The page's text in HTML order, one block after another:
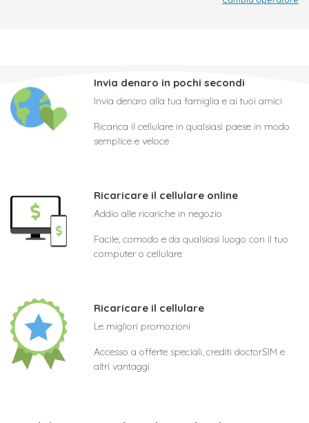
Invia denaro in pochi secondi
Invia denaro alla tua famiglia e ai tuoi amici
Ricarica il cellulare in qualsiasi paese in modo
semplice e veloce
Ricaricare il cellulare online
Addio alle ricariche in negozio
Facile, comodo e da qualsiasi luogo con il tuo
computer o cellulare
Ricaricare il cellulare
Le migliori promozioni
Accesso a offerte speciali, crediti doctorSIM e
altri vantaggi